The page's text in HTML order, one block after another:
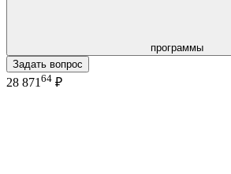
программы
Задать вопрос
28 871 64 ₽